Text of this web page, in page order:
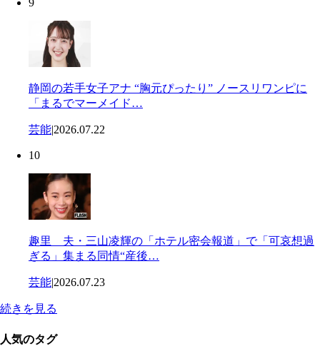
9
静岡の若手女子アナ “胸元ぴったり” ノースリワンピに
「まるでマーメイド…
芸能|2026.07.22
10
趣里 夫・三山凌輝の「ホテル密会報道」で「可哀想過
ぎる」集まる同情“産後…
芸能|2026.07.23
続きを見る
人気のタグ